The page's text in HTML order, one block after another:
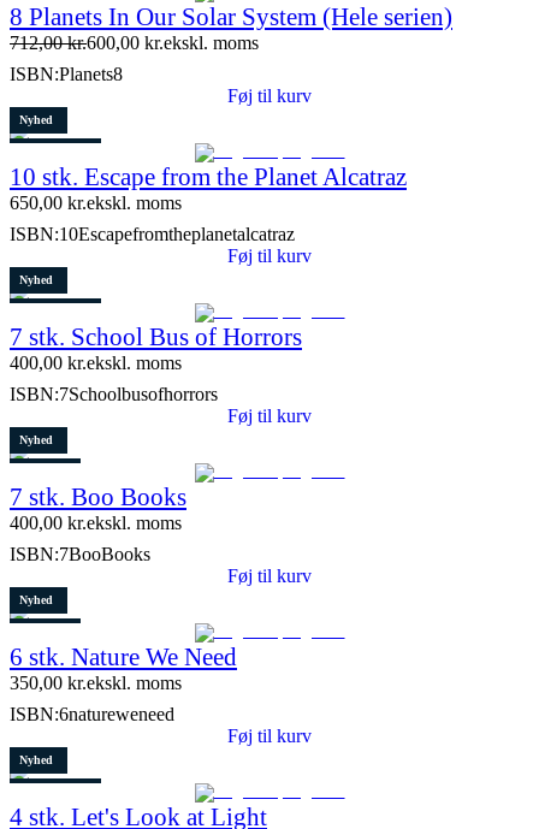
Tilbud
Restparti
15 stk. tilbage
8 Planets In Our Solar System (Hele serien)
712,00kr.600,00 kr.ekskl. moms
ISBN:Planets8
Føj til kurv
Nyhed
10 stk. Escape from the Planet Alcatraz
650,00 kr.ekskl. moms
ISBN:10Escapefromtheplanetalcatraz
Føj til kurv
Nyhed
7 stk. School Bus of Horrors
400,00 kr.ekskl. moms
ISBN:7Schoolbusofhorrors
Føj til kurv
Nyhed
2 stk. tilbage
7 stk. Boo Books
400,00 kr.ekskl. moms
ISBN:7BooBooks
Føj til kurv
Nyhed
8 stk. tilbage
6 stk. Nature We Need
350,00 kr.ekskl. moms
ISBN:6natureweneed
Føj til kurv
Nyhed
4 stk. Let's Look at Light